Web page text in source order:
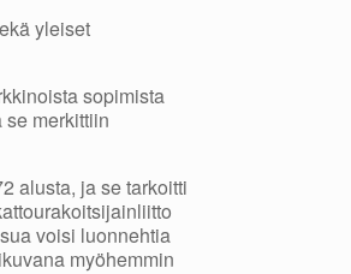
yleiset
sopimista
merkittiin
alusta, ja se tarkoitti
voisi luonnehtia
myöhemmin